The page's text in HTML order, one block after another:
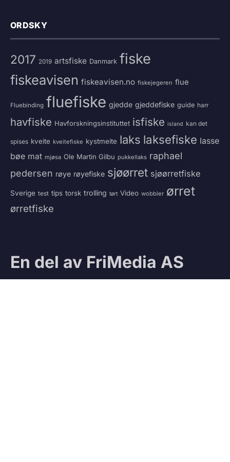
ORDSKY
2017 2019 artsfiske Danmark fiske
fiskeavisen fiskeavisen.no fiskejegeren flue
Fluebinding fluefiske gjedde gjeddefiske guide harr
havfiske Havforskningsinstituttet isfiske island kan det
spises kveite kveitefiske kystmeite laks laksefiske lasse
bøe mat mjøsa Ole Martin Gilbu pukkellaks raphael
pedersen røye røyefiske sjøørret sjøørretfiske
Sverige test tips torsk trolling tørt Video wobbler ørret
ørretfiske
En del av FriMedia AS